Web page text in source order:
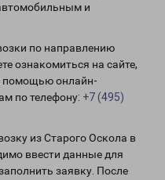
и
по направлению
ознакомиться на сайте,
помощью онлайн-
по телефону: +7 (495)
из Старого Оскола в
ввести данные для
заявку. После